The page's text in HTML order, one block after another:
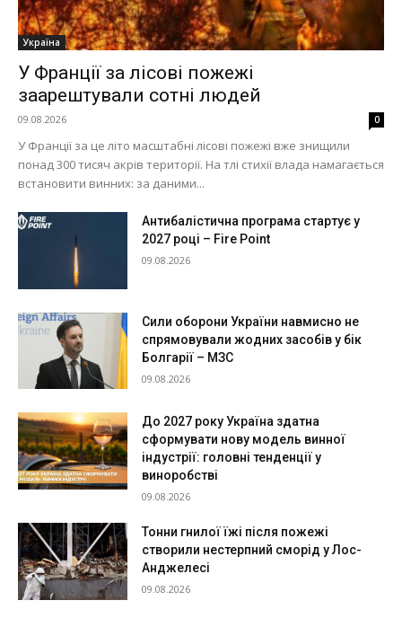
Україна
У Франції за лісові пожежі
заарештували сотні людей
09.08.2026 0
У Франції за це літо масштабні лісові пожежі вже знищили
понад 300 тисяч акрів території. На тлі стихії влада намагається
встановити винних: за даними...
Антибалістична програма стартує у
2027 році – Fire Point
09.08.2026
Сили оборони України навмисно не
спрямовували жодних засобів у бік
Болгарії – МЗС
09.08.2026
До 2027 року Україна здатна
сформувати нову модель винної
індустрії: головні тенденції у
виноробстві
09.08.2026
Тонни гнилої їжі після пожежі
створили нестерпний сморід у Лос-
Анджелесі
09.08.2026